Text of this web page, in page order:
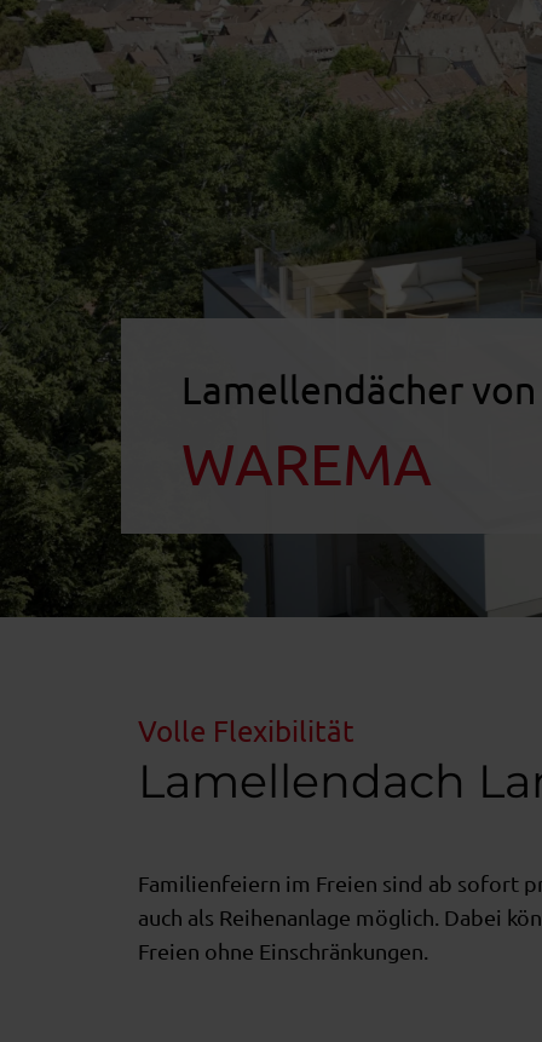
Lamellendächer von
WAREMA
Volle Flexibilität
Lamellendach
Familienfeiern im Freien sind ab sofort
auch als Reihenanlage möglich. Dabei
Freien ohne Einschränkungen.